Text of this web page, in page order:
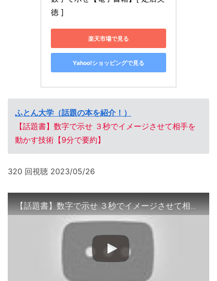
徳 ]
楽天市場で見る
Yahoo!ショッピングで見る
ふとん大学（話題の本を紹介！）
【話題書】数字で示せ ３秒でイメージさせて相手を
動かす技術【9分で要約】
320 回視聴 2023/05/26
【話題書】数字で示せ ３秒でイメージさせて相手を動かす技術【9分で要約】